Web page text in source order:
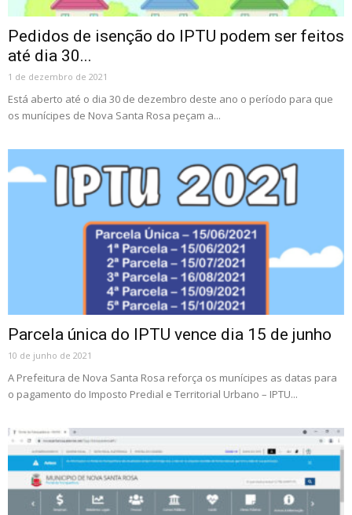
Pedidos de isenção do IPTU podem ser feitos
até dia 30...
1 de dezembro de 2021
Está aberto até o dia 30 de dezembro deste ano o período para que
os munícipes de Nova Santa Rosa peçam a...
Parcela única do IPTU vence dia 15 de junho
10 de junho de 2021
A Prefeitura de Nova Santa Rosa reforça os munícipes as datas para
o pagamento do Imposto Predial e Territorial Urbano – IPTU...